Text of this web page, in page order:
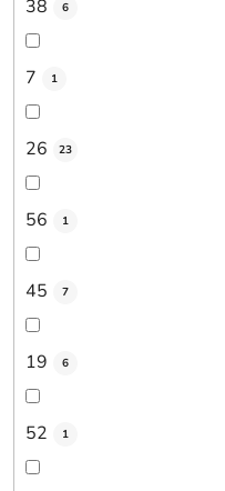
38 6
7 1
26 23
56 1
45 7
19 6
52 1